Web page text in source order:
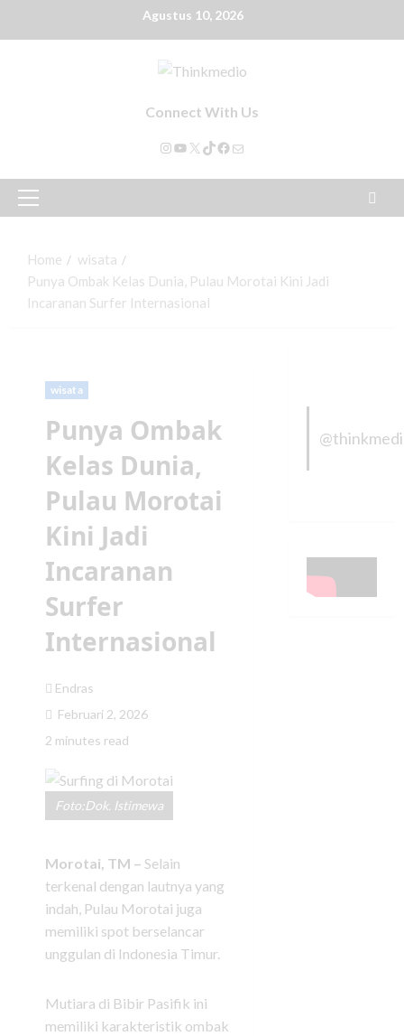
Agustus 10, 2026
Connect With Us
Home
wisata
Punya Ombak Kelas Dunia, Pulau Morotai Kini Jadi
Incaranan Surfer Internasional
wisata
Punya Ombak
Kelas Dunia,
Pulau Morotai
Kini Jadi
Incaranan
Surfer
Internasional
Endras
Februari 2, 2026
2 minutes read
Foto:Dok. Istimewa
Morotai, TM – Selain
terkenal dengan lautnya yang
indah, Pulau Morotai juga
memiliki spot berselancar
unggulan di Indonesia Timur.
Mutiara di Bibir Pasifik ini
memiliki karakteristik ombak